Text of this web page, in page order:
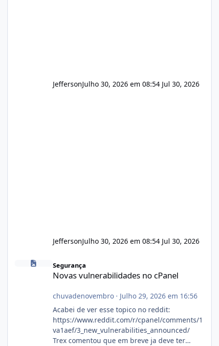
JeffersonJulho 30, 2026 em 08:54 Jul 30, 2026
JeffersonJulho 30, 2026 em 08:54 Jul 30, 2026
Novas vulnerabilidades no cPanel
Segurança
Novas vulnerabilidades no cPanel
chuvadenovembro· Julho 29, 2026 em 16:56
Acabei de ver esse topico no reddit:
https://www.reddit.com/r/cpanel/comments/1
va1aef/3_new_vulnerabilities_announced/
Trex comentou que em breve ja deve ter